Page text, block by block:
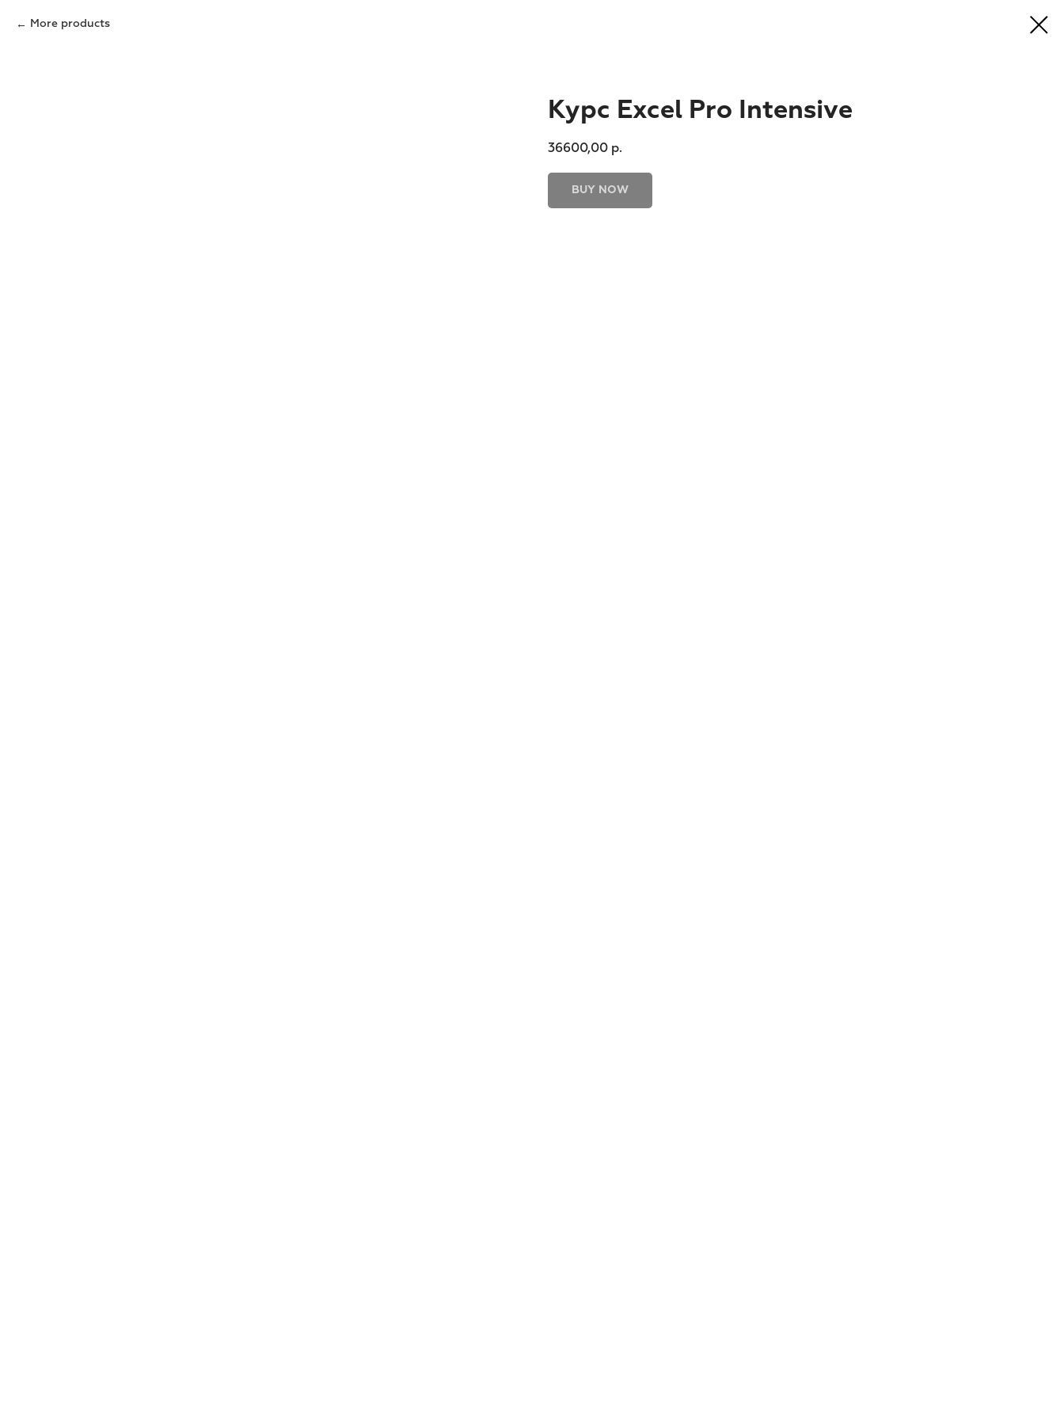
More products
Курс Excel Pro Intensive
36600,00 р.
BUY NOW